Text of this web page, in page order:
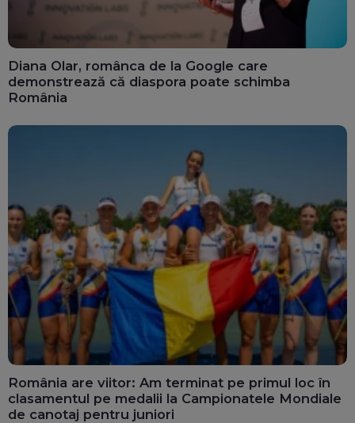
Diana Olar, românca de la Google care
demonstrează că diaspora poate schimba
România
România are viitor: Am terminat pe primul loc în
clasamentul pe medalii la Campionatele Mondiale
de canotaj pentru juniori